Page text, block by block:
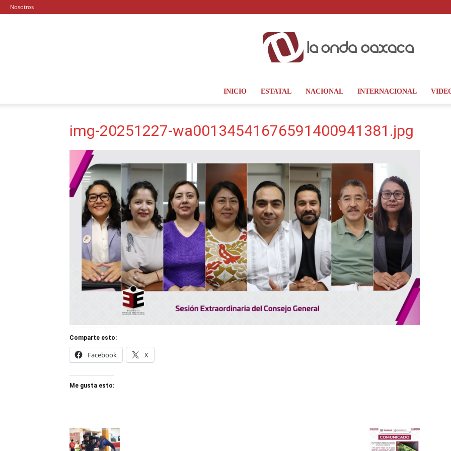
Nosotros
La
Oaxaca
INICIO ESTATAL NACIONAL INTERNACIONAL
img-20251227-wa00134541676591400941381.jpg
Comparte esto:
Facebook X
Me gusta esto: